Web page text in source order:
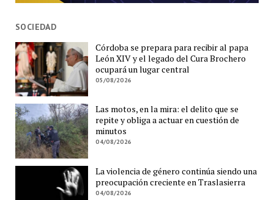
SOCIEDAD
Córdoba se prepara para recibir al papa
León XIV y el legado del Cura Brochero
ocupará un lugar central
05/08/2026
Las motos, en la mira: el delito que se
repite y obliga a actuar en cuestión de
minutos
04/08/2026
La violencia de género continúa siendo una
preocupación creciente en Traslasierra
04/08/2026